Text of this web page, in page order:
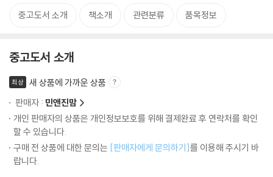
중고도서 소개 책소개 관련분류 품목정보
중고도서 소개
최상
새 상품에 가까운 상품
판매자 : 민앤진맘
개인 판매자의 상품은 개인정보보호를 위해 결제완료 후 연락처를 확인
할 수 있습니다.
구매 전 상품에 대한 문의는 [판매자에게 문의하기]를 이용해 주시기 바
랍니다.